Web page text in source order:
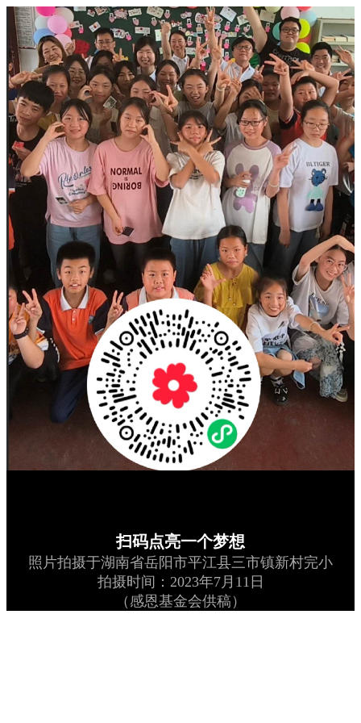
扫码点亮一个梦想
照片拍摄于湖南省岳阳市平江县三市镇新村完小
拍摄时间：2023年7月11日
（感恩基金会供稿）